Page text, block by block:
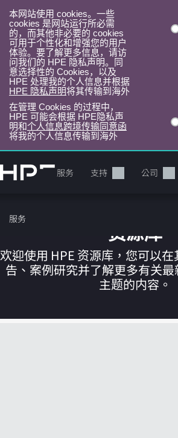
本网站使用 cookies。一些
cookies 是网站运行所必需
的，而其他非必要的 cookies
可用于个性化和增强您的用户
体验。要了解更多信息，请访
问我们的 HPE 隐私声明。同
意选择性的 Cookies，以及
HPE 处理我的个人信息并根据
HPE 隐私声明将其传输到海外
在管理 Cookies 的过程中，
HPE 可能会根据 HPE隐私声
明和个人信息跨境传输同意函
将我的个人信息传输到海外
转
到
目
录
产品 服务 支持 公司
服务
您的购物车目
资源库
欢迎使用 HPE 资源库，您可以
告、案例研究并了解更多有关最
主题的内容。